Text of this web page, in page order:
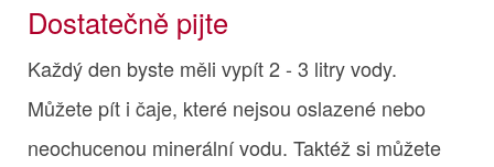
Dostatečně pijte
Každý den byste měli vypít 2 - 3 litry vody.
Můžete pít i čaje, které nejsou oslazené nebo
neochucenou minerální vodu. Taktéž si můžete